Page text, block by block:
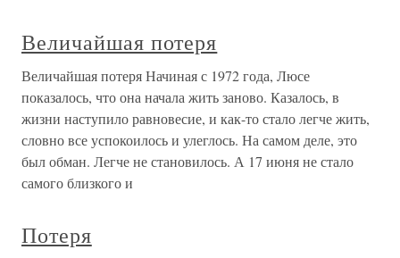
Величайшая потеря
Величайшая потеря Начиная с 1972 года, Люсе
показалось, что она начала жить заново. Казалось, в
жизни наступило равновесие, и как-то стало легче жить,
словно все успокоилось и улеглось. На самом деле, это
был обман. Легче не становилось. А 17 июня не стало
самого близкого и
Потеря